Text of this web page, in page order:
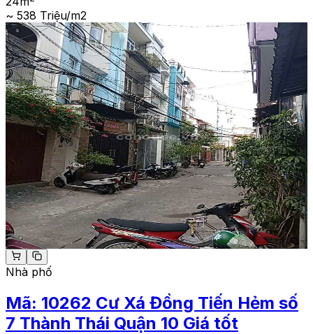
~ 538 Triệu/m2
Nhà phố
Mã: 10262 Cư Xá Đồng Tiến Hẻm số
7 Thành Thái Quận 10 Giá tốt